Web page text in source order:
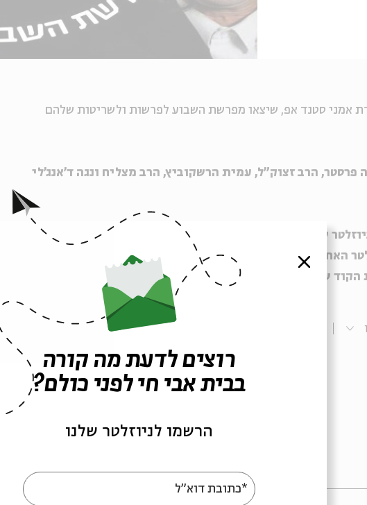
אמני סטנד אפ, שיצאו מפרשת השבוע לפרשות ולשריטות שלהם
פרסטר, הרב זצוק"ל, עמית הרשקוביץ, הרב מצליח ונגה ד'אנג'לי
של בית אבי חי "עושים לכם את השבוע".
האחרון. אם ברצונכם להרשם ולקבל מבצעים בעתיד,
אליכם פנו לקופות 02-6215900
סגור
רוצים לדעת מה קורה
בבית אבי חי לפני כולם?
הרשמו לניוזלטר שלנו
*כתובת דוא"ל